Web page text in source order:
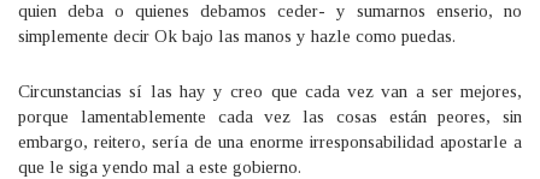
quien deba o quienes debamos ceder- y sumarnos enserio, no
simplemente decir Ok bajo las manos y hazle como puedas.
Circunstancias sí las hay y creo que cada vez van a ser mejores,
porque lamentablemente cada vez las cosas están peores, sin
embargo, reitero, sería de una enorme irresponsabilidad apostarle a
que le siga yendo mal a este gobierno.